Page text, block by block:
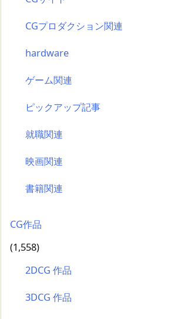
CGプロダクション関連
hardware
ゲーム関連
ピックアップ記事
就職関連
映画関連
書籍関連
CG作品
(1,558)
2DCG 作品
3DCG 作品